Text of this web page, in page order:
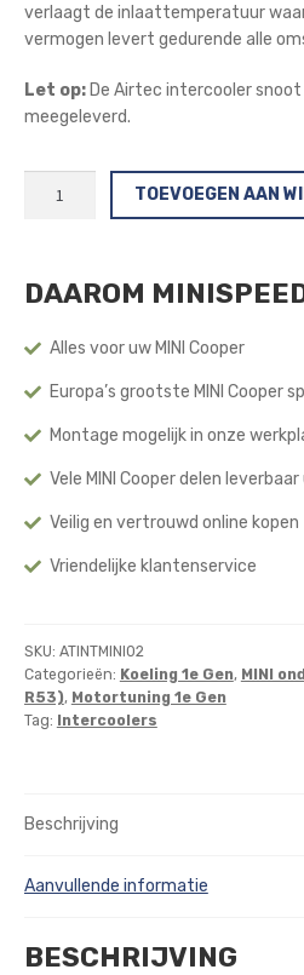
verlaagt de inlaattemperatuur
vermogen levert gedurende alle
Let op:De Airtec intercooler
meegeleverd.
(R52/R53)
2006)
TOEVOEGEN AAN
DAAROM
Alles voor uw MINI Cooper
Europa’s grootste MINI Cooper
Montage mogelijk in onze
Vele MINI Cooper delen
Veilig en vertrouwd online kopen
Vriendelijke klantenservice
SKU: ATINTMINI02
Categorieën: Koeling 1e Gen, MINI
R53), Motortuning 1e Gen
Tag: Intercoolers
Beschrijving
Aanvullende informatie
BESCHRIJVING